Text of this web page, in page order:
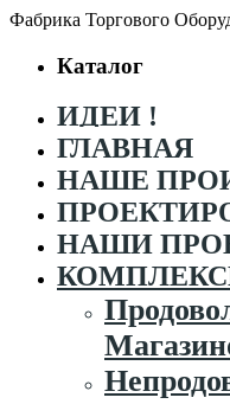
Фабрика Торгового
Каталог
ИДЕИ !
ГЛАВНАЯ
НАШЕ
НАШИ